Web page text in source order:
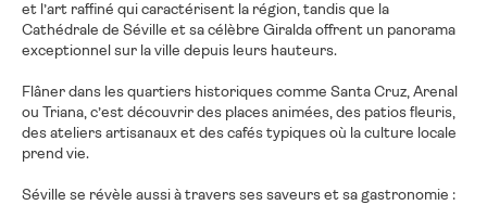
et l’art raffiné qui caractérisent la région, tandis que la
Cathédrale de Séville et sa célèbre Giralda offrent un panorama
exceptionnel sur la ville depuis leurs hauteurs.
Flâner dans les quartiers historiques comme Santa Cruz, Arenal
ou Triana, c’est découvrir des places animées, des patios fleuris,
des ateliers artisanaux et des cafés typiques où la culture locale
prend vie.
Séville se révèle aussi à travers ses saveurs et sa gastronomie :